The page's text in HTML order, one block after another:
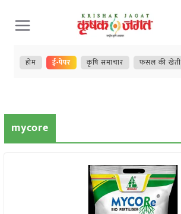
Skip
to
content
होम ई-पेपर कृषि समाचार फसल की खेती
mycore